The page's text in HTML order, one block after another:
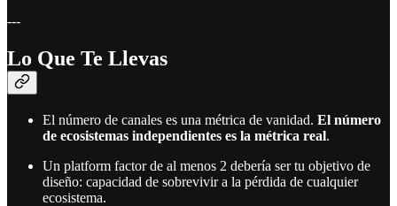
---
Lo Que Te Llevas
El número de canales es una métrica de vanidad. El número
de ecosistemas independientes es la métrica real.
Un platform factor de al menos 2 debería ser tu objetivo de
diseño: capacidad de sobrevivir a la pérdida de cualquier
ecosistema.